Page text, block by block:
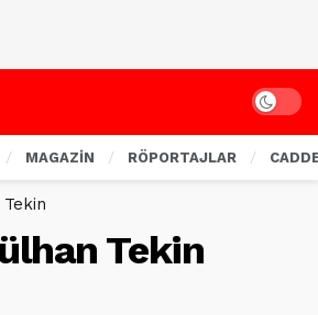
Dark
MAGAZİN RÖPORTAJLAR
Tekin